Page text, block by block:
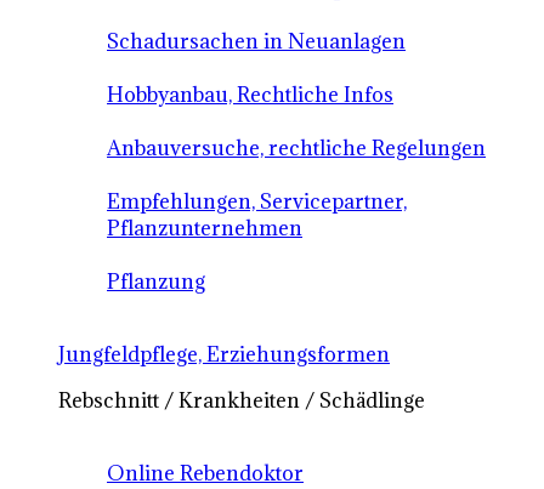
Schadursachen in Neuanlagen
Hobbyanbau, Rechtliche Infos
Anbauversuche, rechtliche Regelungen
Empfehlungen, Servicepartner,
Pflanzunternehmen
Pflanzung
Jungfeldpflege, Erziehungsformen
Rebschnitt / Krankheiten / Schädlinge
Online Rebendoktor